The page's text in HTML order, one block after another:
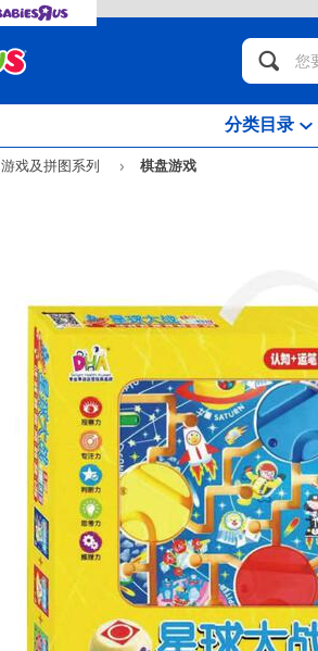
分类目录
游戏及拼图系列 棋盘游戏